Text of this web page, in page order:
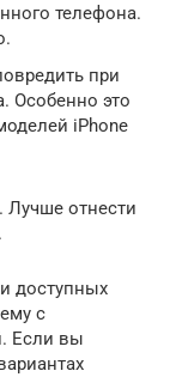
телефона.
при
Особенно это
iPhone
Лучше отнести
доступных
с
Если вы